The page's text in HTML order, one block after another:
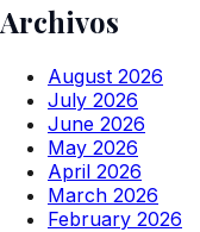
Archivos
August 2026
July 2026
June 2026
May 2026
April 2026
March 2026
February 2026